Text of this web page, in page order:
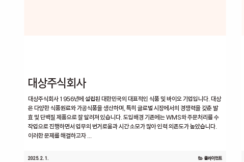
대상주식회사
대상주식회사 1956년에 설립된 대한민국의 대표적인 식품 및 바이오 기업입니다. 대상
은 다양한 식품원료와 가공식품을 생산하며, 특히 글로벌 시장에서의 경쟁력을 갖춘 발
효 및 단백질 제품으로 잘 알려져 있습니다. 도입배경 기존에는 WMS와 주문처리를 수
작업으로 진행하면서 업무의 번거로움과 시간 소모가 많아 인력 의존도가 높았습니다.
이러한 문제를 해결하고자 ...
2025. 2. 1. 클라이언트